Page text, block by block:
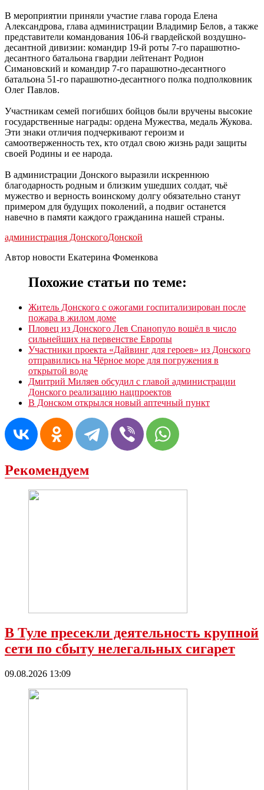
В мероприятии приняли участие глава города Елена
Александрова, глава администрации Владимир Белов, а также
представители командования 106-й гвардейской воздушно-
десантной дивизии: командир 19-й роты 7-го парашютно-
десантного батальона гвардии лейтенант Родион
Симановский и командир 7-го парашютно-десантного
батальона 51-го парашютно-десантного полка подполковник
Олег Павлов.
Участникам семей погибших бойцов были вручены высокие
государственные награды: ордена Мужества, медаль Жукова.
Эти знаки отличия подчеркивают героизм и
самоотверженность тех, кто отдал свою жизнь ради защиты
своей Родины и ее народа.
В администрации Донского выразили искреннюю
благодарность родным и близким ушедших солдат, чьë
мужество и верность воинскому долгу обязательно станут
примером для будущих поколений, а подвиг останется
навечно в памяти каждого гражданина нашей страны.
администрация ДонскогоДонской
Автор новости Екатерина Фоменкова
Похожие статьи по теме:
Житель Донского с ожогами госпитализирован после
пожара в жилом доме
Пловец из Донского Лев Спанопуло вошёл в число
сильнейших на первенстве Европы
Участники проекта «Дайвинг для героев» из Донского
отправились на Чёрное море для погружения в
открытой воде
Дмитрий Миляев обсудил с главой администрации
Донского реализацию нацпроектов
В Донском открылся новый аптечный пункт
Рекомендуем
В Туле пресекли деятельность крупной
сети по сбыту нелегальных сигарет
09.08.2026 13:09